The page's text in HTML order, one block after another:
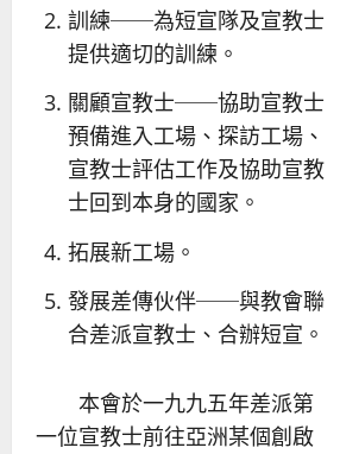
訓練──為短宣隊及宣教士
提供適切的訓練。
關顧宣教士──協助宣教士
預備進入工場、探訪工場、
宣教士評估工作及協助宣教
士回到本身的國家。
拓展新工場。
發展差傳伙伴──與教會聯
合差派宣教士、合辦短宣。
本會於一九九五年差派第
一位宣教士前往亞洲某個創啟